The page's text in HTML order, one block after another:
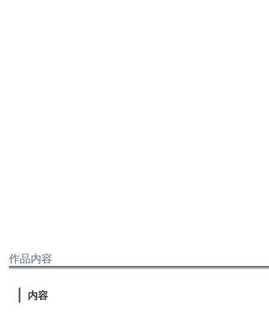
作品内容
内容